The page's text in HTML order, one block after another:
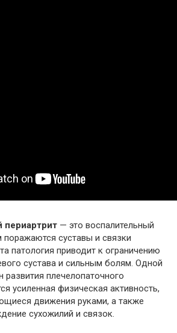
периартрит — это воспалительный
поражаются суставы и связки
патология приводит к ограничению
сустава и сильным болям. Одной
развития плечелопаточного
усиленная физическая активность,
движения руками, а также
сухожилий и связок.